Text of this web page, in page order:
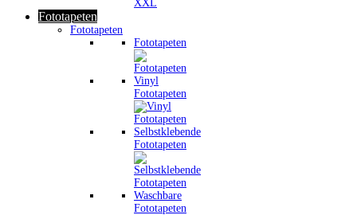
Fototapeten
Fototapeten
Fototapeten
Vinyl
Fototapeten
Selbstklebende
Fototapeten
Waschbare
Fototapeten